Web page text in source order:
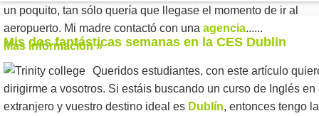
un poquito, tan sólo quería que llegase el momento de ir al
aeropuerto. Mi madre contactó con una agencia......
Más información »
Mis dos fantásticas semanas en la CES Dublin
Queridos estudiantes, con este artículo
dirigirme a vosotros. Si estáis buscando un curso de Inglés en
extranjero y vuestro destino ideal es Dublín, entonces tengo la